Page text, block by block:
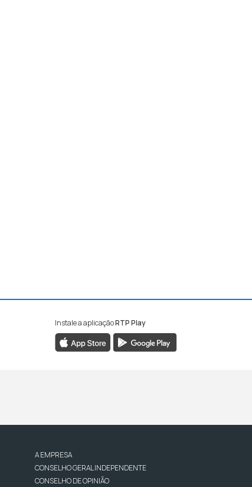
Instale a aplicaçãoRTP Play
A EMPRESA
CONSELHO GERAL INDEPENDENTE
CONSELHO DE OPINIÃO